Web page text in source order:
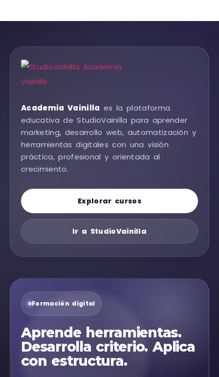
Academia Vainilla es la plataforma
educativa de StudioVainilla para aprender
marketing, desarrollo web, automatización y
herramientas digitales con una visión
práctica, profesional y orientada al
crecimiento.
Explorar cursos
Ir a StudioVainilla
Formación digital
Aprende herramientas.
Desarrolla criterio. Aplica
con estructura.